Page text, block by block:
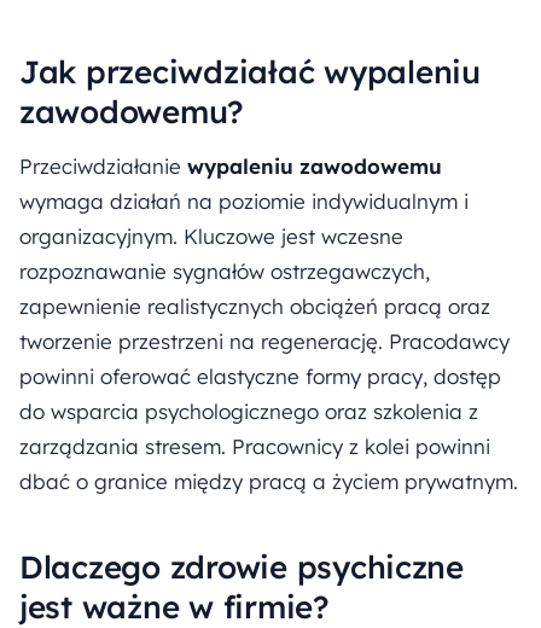
Jak przeciwdziałać wypaleniu
zawodowemu?
Przeciwdziałanie wypaleniu zawodowemu
wymaga działań na poziomie indywidualnym i
organizacyjnym. Kluczowe jest wczesne
rozpoznawanie sygnałów ostrzegawczych,
zapewnienie realistycznych obciążeń pracą oraz
tworzenie przestrzeni na regenerację. Pracodawcy
powinni oferować elastyczne formy pracy, dostęp
do wsparcia psychologicznego oraz szkolenia z
zarządzania stresem. Pracownicy z kolei powinni
dbać o granice między pracą a życiem prywatnym.
Dlaczego zdrowie psychiczne
jest ważne w firmie?